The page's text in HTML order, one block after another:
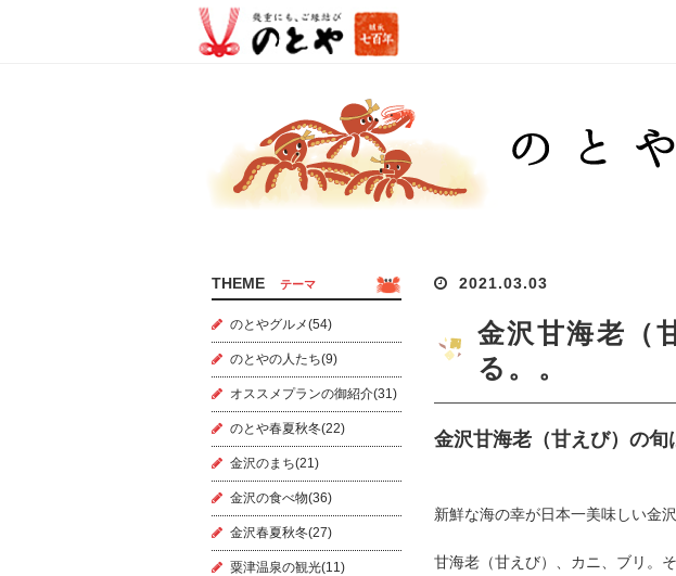
2021.03.03
金沢甘海老（
る。。
金沢甘海老（甘えび）の旬
新鮮な海の幸が日本一美味しい金
甘海老（甘えび）、カニ、ブリ。
THEME テーマ
のとやグルメ(54)
のとやの人たち(9)
オススメプランの御紹介(31)
のとや春夏秋冬(22)
金沢のまち(21)
金沢の食べ物(36)
金沢春夏秋冬(27)
粟津温泉の観光(11)